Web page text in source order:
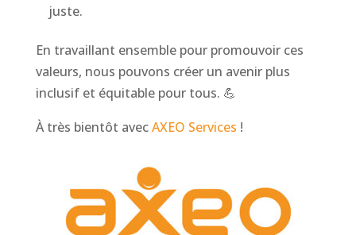
juste.
En travaillant ensemble pour promouvoir ces
valeurs, nous pouvons créer un avenir plus
inclusif et équitable pour tous. 💪
À très bientôt avecAXEO Services !